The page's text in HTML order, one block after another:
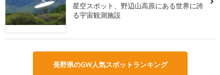
星空スポット、野辺山高原にある世界に誇
る宇宙観測施設
長野県のGW人気スポットランキング